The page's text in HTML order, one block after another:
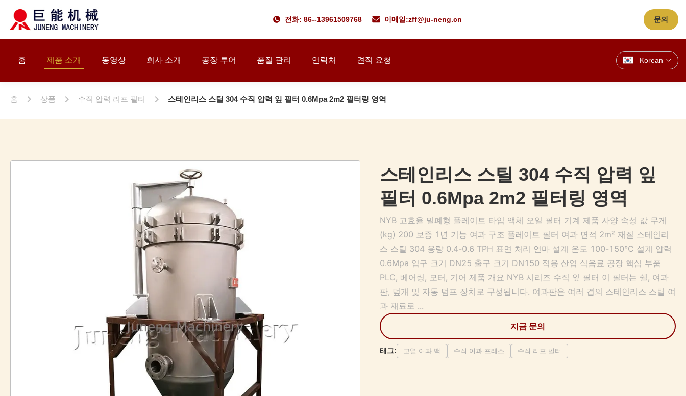
전화: 86--13961509768 이메일:zff@ju-neng.cn 문의
홈 제품 소개 동영상 회사 소개 공장 투어 품질 관리 연락처 견적 요청 Korean
홈 상품 수직 압력 리프 필터 스테인리스 스틸 304 수직 압력 잎 필터 0.6Mpa 2m2 필터링 영역
스테인리스 스틸 304 수직 압력 잎
필터 0.6Mpa 2m2 필터링 영역
NYB 고효율 밀폐형 플레이트 타입 액체 오일 필터 기계 제품 사양 속성 값 무게
(kg) 200 보증 1년 기능 여과 구조 플레이트 필터 여과 면적 2m² 재질 스테인리
스 스틸 304 용량 0.4-0.6 TPH 표면 처리 연마 설계 온도 100-150°C 설계 압력
0.6Mpa 입구 크기 DN25 출구 크기 DN150 적용 산업 식음료 공장 핵심 부품
PLC, 베어링, 모터, 기어 제품 개요 NYB 시리즈 수직 잎 필터 이 필터는 쉘, 여과
판, 덮개 및 자동 덤프 장치로 구성됩니다. 여과판은 여러 겹의 스테인리스 스틸 여
과 재료로 ...
지금 문의
태그: 고열 여과 백 수직 여과 프레스 수직 리프 필터